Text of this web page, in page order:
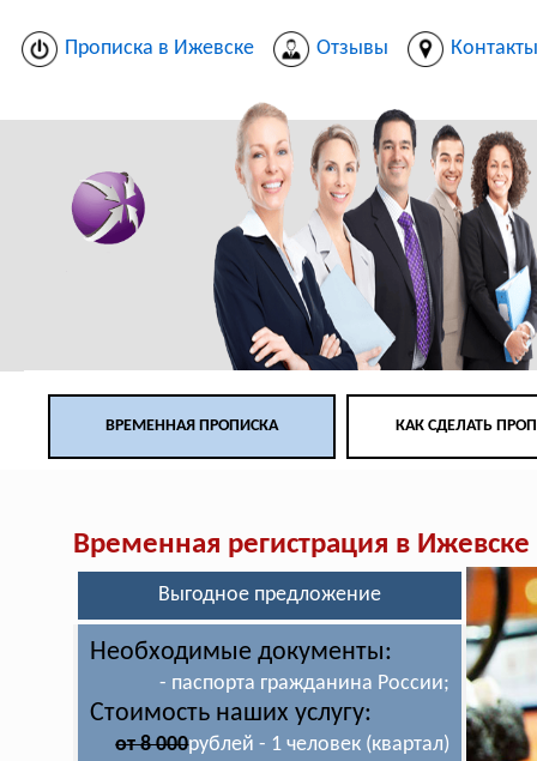
Прописка в Ижевске Отзывы
ВРЕМЕННАЯ ПРОПИСКА КАК СДЕЛАТЬ
Временная регистрация в Ижевске
Выгодное предложение
Необходимые документы:
- паспорта гражданина России;
Стоимость наших услугу:
от 8 000рублей - 1 человек (квартал)